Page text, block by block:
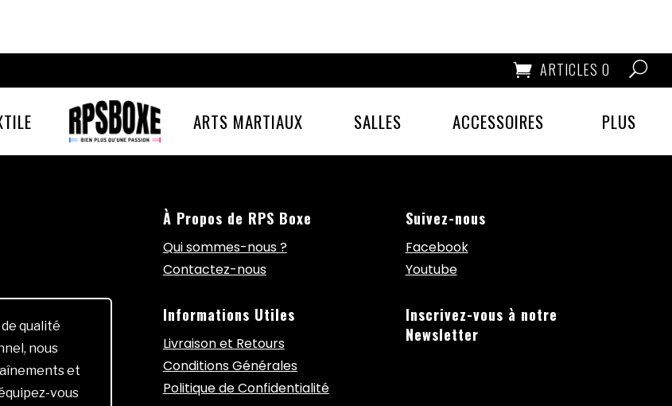
ARTICLES 0
ARTS MARTIAUX SALLES ACCESSOIRES PLUS
qualité
nous
et
vous
À Propos de RPS Boxe
Qui sommes-nous ?
Contactez-nous
Informations Utiles
Livraison et Retours
Conditions Générales
Politique de Confidentialité
Suivez-nous
Facebook
Youtube
Inscrivez-vous à notre
Newsletter